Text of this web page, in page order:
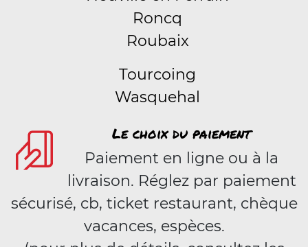
Roncq
Roubaix
Tourcoing
Wasquehal
Le choix du paiement
Paiement en ligne ou à la
livraison. Réglez par paiement
sécurisé, cb, ticket restaurant, chèque
vacances, espèces.